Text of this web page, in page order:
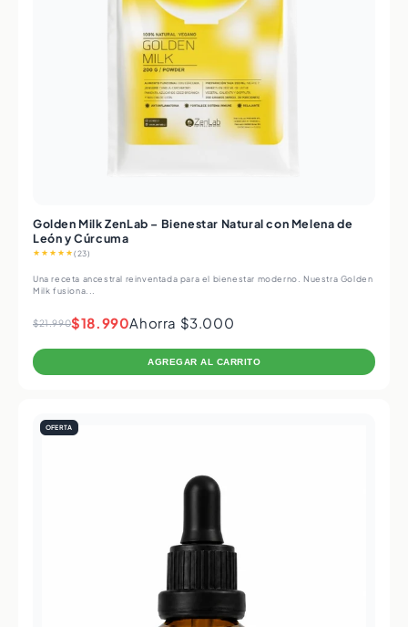
Golden Milk ZenLab – Bienestar Natural con Melena de
León y Cúrcuma
★★★★★(23)
Una receta ancestral reinventada para el bienestar moderno. Nuestra Golden
Milk fusiona...
$21.990$18.990Ahorra $3.000
AGREGAR AL CARRITO
OFERTA